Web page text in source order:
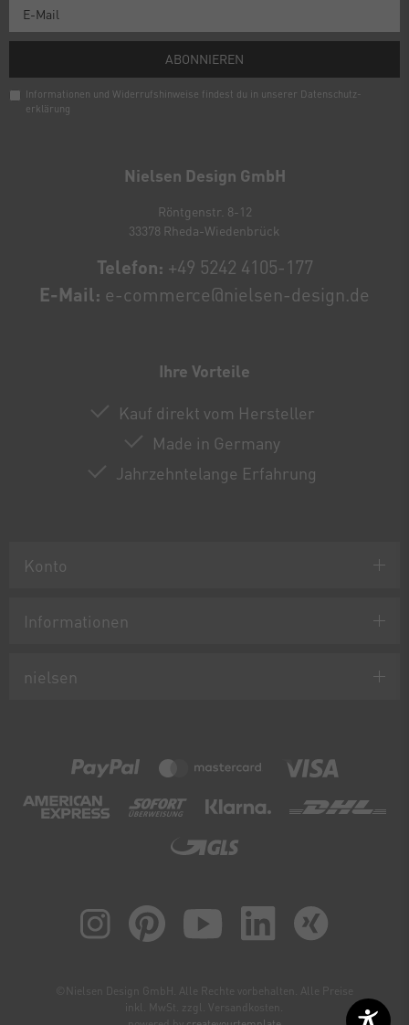
Nielsen Design GmbH
Röntgenstr. 8-12
33378 Rheda-Wiedenbrück
Telefon: +49 5242 4105-177
E-Mail: e-commerce@nielsen-design.de
Ihre Vorteile
Kauf direkt vom Hersteller
Made in Germany
Jahrzehntelange Erfahrung
Konto
Informationen
nielsen
ABONNIEREN
Informationen und Widerrufshinweise findest du in unserer Daten­schutz­
erklärung
©Nielsen Design GmbH. Alle Rechte vorbehalten. Alle Preise
inkl. MwSt. zzgl. Versandkosten.